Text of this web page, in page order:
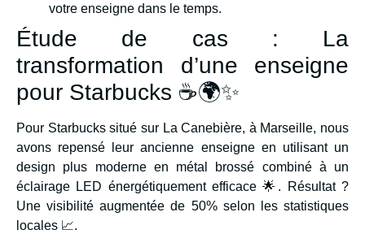
votre enseigne dans le temps.
Étude de cas : La
transformation d’une enseigne
pour Starbucks ☕️🌍✨
Pour Starbucks situé sur La Canebière, à Marseille, nous
avons repensé leur ancienne enseigne en utilisant un
design plus moderne en métal brossé combiné à un
éclairage LED énergétiquement efficace 🌟. Résultat ?
Une visibilité augmentée de 50% selon les statistiques
locales 📈.